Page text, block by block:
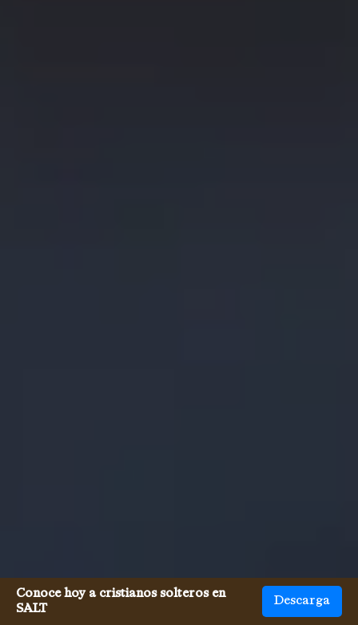
Conoce hoy a cristianos solteros en
SALT
Descarga